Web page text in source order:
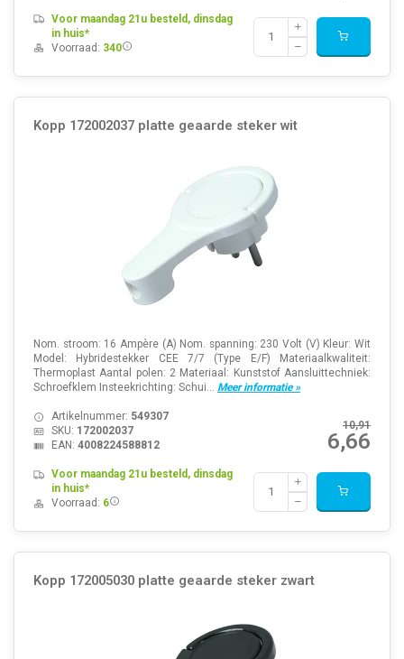
Voor maandag 21u besteld, dinsdag
in huis*
Voorraad: 340
Kopp 172002037 platte geaarde steker wit
Nom. stroom: 16 Ampère (A) Nom. spanning: 230 Volt (V) Kleur: Wit
Model: Hybridestekker CEE 7/7 (Type E/F) Materiaalkwaliteit:
Thermoplast Aantal polen: 2 Materiaal: Kunststof Aansluittechniek:
Schroefklem Insteekrichting: Schui... Meer informatie »
10,91
6,66
Artikelnummer: 549307
SKU: 172002037
EAN: 4008224588812
Voor maandag 21u besteld, dinsdag
in huis*
Voorraad: 6
Kopp 172005030 platte geaarde steker zwart